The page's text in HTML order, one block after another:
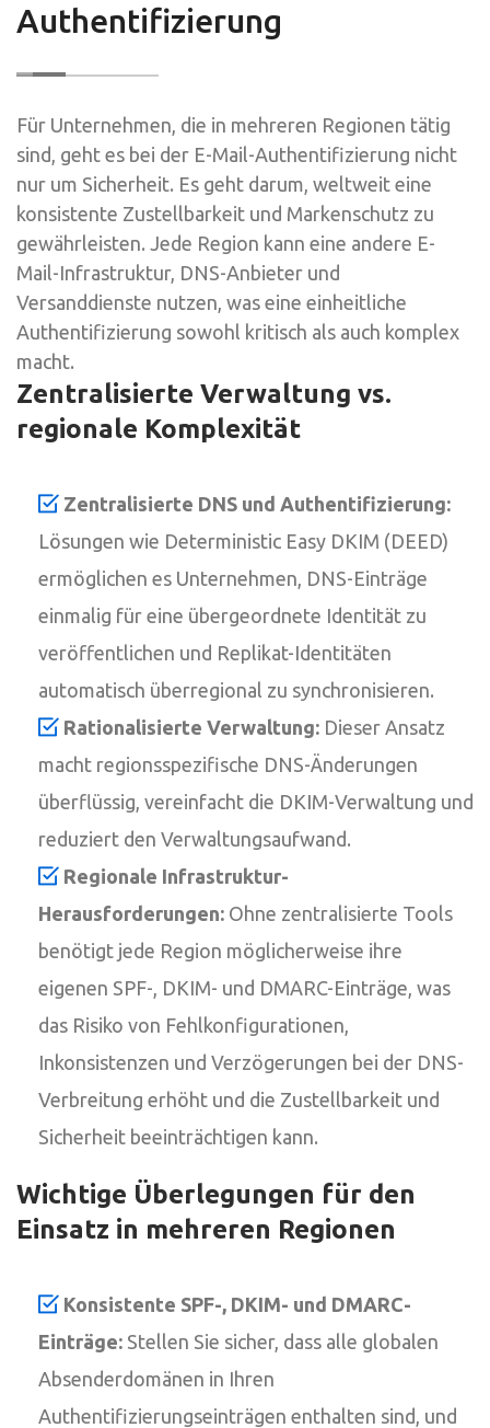
Authentifizierung
Für Unternehmen, die in mehreren Regionen tätig
sind, geht es bei der E-Mail-Authentifizierung nicht
nur um Sicherheit. Es geht darum, weltweit eine
konsistente Zustellbarkeit und Markenschutz zu
gewährleisten. Jede Region kann eine andere E-
Mail-Infrastruktur, DNS-Anbieter und
Versanddienste nutzen, was eine einheitliche
Authentifizierung sowohl kritisch als auch komplex
macht.
Zentralisierte Verwaltung vs.
regionale Komplexität
Zentralisierte DNS und Authentifizierung:
Lösungen wie Deterministic Easy DKIM (DEED)
ermöglichen es Unternehmen, DNS-Einträge
einmalig für eine übergeordnete Identität zu
veröffentlichen und Replikat-Identitäten
automatisch überregional zu synchronisieren.
Rationalisierte Verwaltung: Dieser Ansatz
macht regionsspezifische DNS-Änderungen
überflüssig, vereinfacht die DKIM-Verwaltung und
reduziert den Verwaltungsaufwand.
Regionale Infrastruktur-
Herausforderungen: Ohne zentralisierte Tools
benötigt jede Region möglicherweise ihre
eigenen SPF-, DKIM- und DMARC-Einträge, was
das Risiko von Fehlkonfigurationen,
Inkonsistenzen und Verzögerungen bei der DNS-
Verbreitung erhöht und die Zustellbarkeit und
Sicherheit beeinträchtigen kann.
Wichtige Überlegungen für den
Einsatz in mehreren Regionen
Konsistente SPF-, DKIM- und DMARC-
Einträge: Stellen Sie sicher, dass alle globalen
Absenderdomänen in Ihren
Authentifizierungseinträgen enthalten sind, und